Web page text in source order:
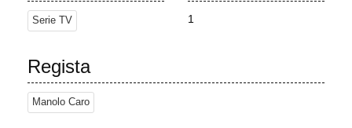
Spagna dopo 10 anni trascorsi in Messico. Gabino sorprende la
sua famiglia conservatrice portando il suo amico messicano
sua famiglia, Gabino è segretamente gay.
Durante la cena, la matriarca dei Falcón, Amparo, esprime a gran
voce la sua disapprovazione per la professione di ballerino di
Serie TV 1
Regista
Manolo Caro